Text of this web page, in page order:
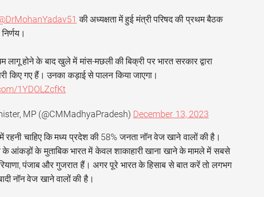
की अध्यक्षता में हुई मंत्री परिषद की प्रथम बैठक
लागू होने के बाद खुले में मांस-मछली की बिक्री पर भारत सरकार द्वारा
किए गए हैं। उनका कड़ाई से पालन किया जाएगा।
1YDOLZcfKt
MP (@CMMadhyaPradesh) December 13, 2023
रहनी चाहिए कि मध्य प्रदेश की 58% जनता नॉन वेज खाने वालों की है।
आंकड़ों के मुताबिक भारत में केवल शाकाहारी खाना खाने के मामले में सबसे
पंजाब और गुजरात हैं। अगर पूरे भारत के हिसाब से बात करें तो लगभग
नॉन वेज खाने वालों की है।